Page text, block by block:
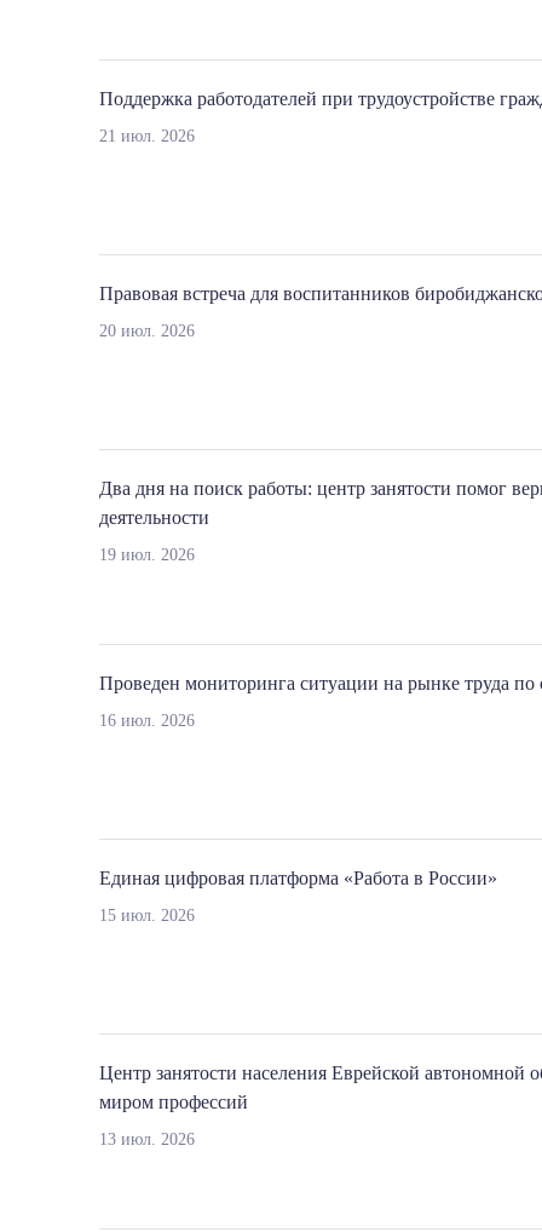
Поддержка работодателей при трудоустройстве
21 июл. 2026
Правовая встреча для воспитанников
20 июл. 2026
Два дня на поиск работы: центр занятости помог
деятельности
19 июл. 2026
Проведен мониторинга ситуации на рынке труда по
16 июл. 2026
Единая цифровая платформа «Работа в России»
15 июл. 2026
Центр занятости населения Еврейской автономной
миром профессий
13 июл. 2026